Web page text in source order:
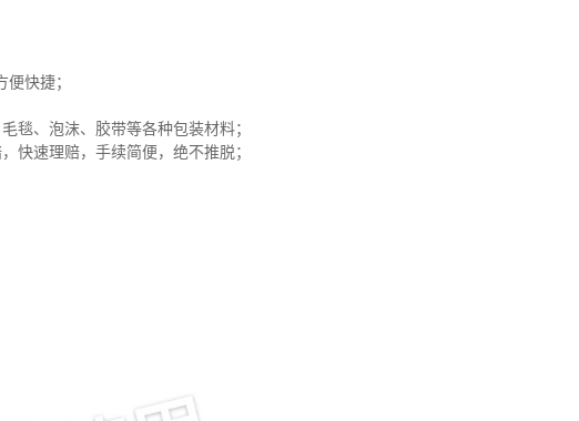
快捷；
毯、泡沫、胶带等各种包装材料；
快速理赔，手续简便，绝不推脱；